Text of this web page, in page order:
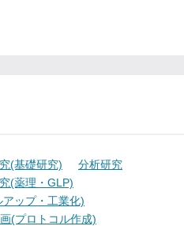
(基礎研究)
分析研究
(薬理・GLP)
ップ・工業化)
(プロトコル作成)